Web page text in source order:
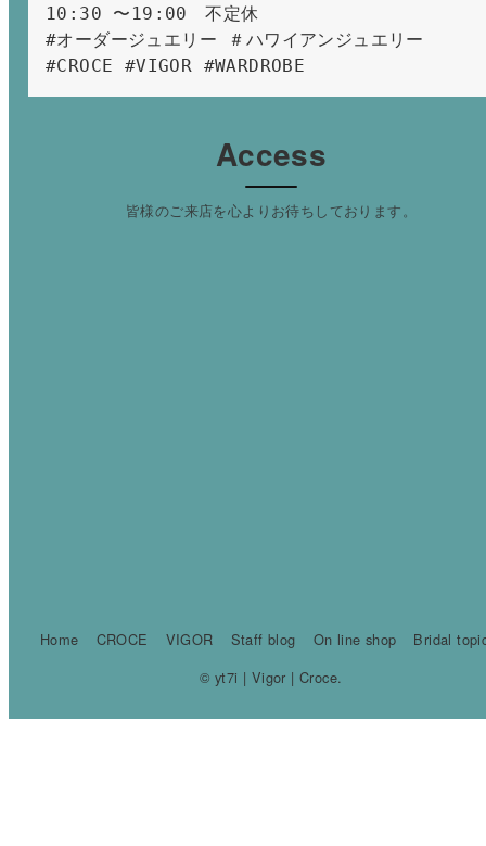
10:30 〜19:00　不定休
#オーダージュエリー ＃ハワイアンジュエリー
#CROCE #VIGOR #WARDROBE
Access
皆様のご来店を心よりお待ちしております。
Home CROCE VIGOR Staff blog On line shop
Bridal
© yt7i | Vigor | Croce.